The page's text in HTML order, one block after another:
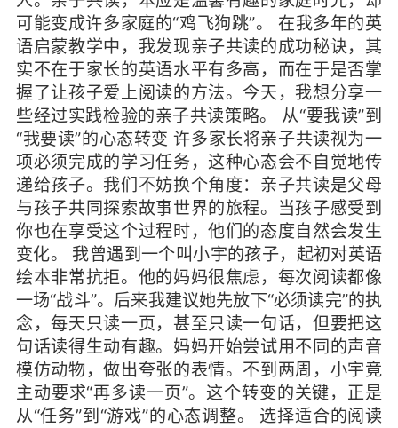
可能变成许多家庭的“鸡飞狗跳”。 在我多年的英
语启蒙教学中，我发现亲子共读的成功秘诀，其
实不在于家长的英语水平有多高，而在于是否掌
握了让孩子爱上阅读的方法。今天，我想分享一
些经过实践检验的亲子共读策略。 从“要我读”到
“我要读”的心态转变 许多家长将亲子共读视为一
项必须完成的学习任务，这种心态会不自觉地传
递给孩子。我们不妨换个角度：亲子共读是父母
与孩子共同探索故事世界的旅程。当孩子感受到
你也在享受这个过程时，他们的态度自然会发生
变化。 我曾遇到一个叫小宇的孩子，起初对英语
绘本非常抗拒。他的妈妈很焦虑，每次阅读都像
一场“战斗”。后来我建议她先放下“必须读完”的执
念，每天只读一页，甚至只读一句话，但要把这
句话读得生动有趣。妈妈开始尝试用不同的声音
模仿动物，做出夸张的表情。不到两周，小宇竟
主动要求“再多读一页”。这个转变的关键，正是
从“任务”到“游戏”的心态调整。 选择适合的阅读